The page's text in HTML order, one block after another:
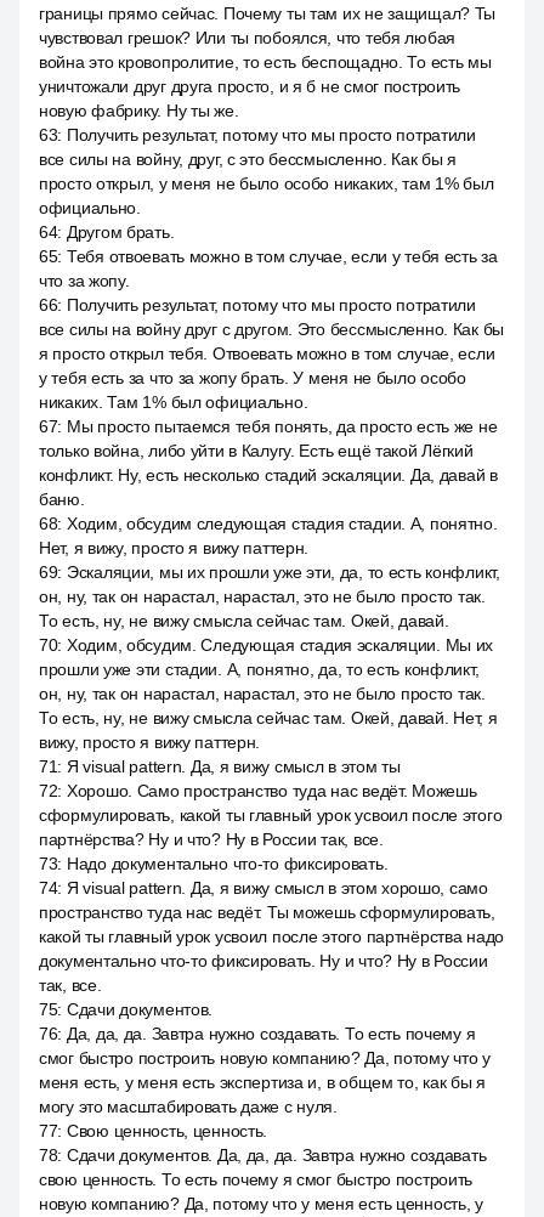
границы прямо сейчас. Почему ты там их не защищал? Ты
чувствовал грешок? Или ты побоялся, что тебя любая
война это кровопролитие, то есть беспощадно. То есть мы
уничтожали друг друга просто, и я б не смог построить
новую фабрику. Ну ты же.
63: Получить результат, потому что мы просто потратили
все силы на войну, друг, с это бессмысленно. Как бы я
просто открыл, у меня не было особо никаких, там 1% был
официально.
64: Другом брать.
65: Тебя отвоевать можно в том случае, если у тебя есть за
что за жопу.
66: Получить результат, потому что мы просто потратили
все силы на войну друг с другом. Это бессмысленно. Как бы
я просто открыл тебя. Отвоевать можно в том случае, если
у тебя есть за что за жопу брать. У меня не было особо
никаких. Там 1% был официально.
67: Мы просто пытаемся тебя понять, да просто есть же не
только война, либо уйти в Калугу. Есть ещё такой Лёгкий
конфликт. Ну, есть несколько стадий эскаляции. Да, давай в
баню.
68: Ходим, обсудим следующая стадия стадии. А, понятно.
Нет, я вижу, просто я вижу паттерн.
69: Эскаляции, мы их прошли уже эти, да, то есть конфликт,
он, ну, так он нарастал, нарастал, это не было просто так.
То есть, ну, не вижу смысла сейчас там. Окей, давай.
70: Ходим, обсудим. Следующая стадия эскаляции. Мы их
прошли уже эти стадии. А, понятно, да, то есть конфликт,
он, ну, так он нарастал, нарастал, это не было просто так.
То есть, ну, не вижу смысла сейчас там. Окей, давай. Нет, я
вижу, просто я вижу паттерн.
71: Я visual pattern. Да, я вижу смысл в этом ты
72: Хорошо. Само пространство туда нас ведёт. Можешь
сформулировать, какой ты главный урок усвоил после этого
партнёрства? Ну и что? Ну в России так, все.
73: Надо документально что-то фиксировать.
74: Я visual pattern. Да, я вижу смысл в этом хорошо, само
пространство туда нас ведёт. Ты можешь сформулировать,
какой ты главный урок усвоил после этого партнёрства надо
документально что-то фиксировать. Ну и что? Ну в России
так, все.
75: Сдачи документов.
76: Да, да, да. Завтра нужно создавать. То есть почему я
смог быстро построить новую компанию? Да, потому что у
меня есть, у меня есть экспертиза и, в общем то, как бы я
могу это масштабировать даже с нуля.
77: Свою ценность, ценность.
78: Сдачи документов. Да, да, да. Завтра нужно создавать
свою ценность. То есть почему я смог быстро построить
новую компанию? Да, потому что у меня есть ценность, у